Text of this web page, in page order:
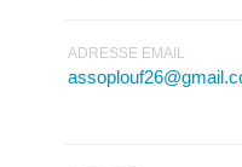
ADRESSE EMAIL